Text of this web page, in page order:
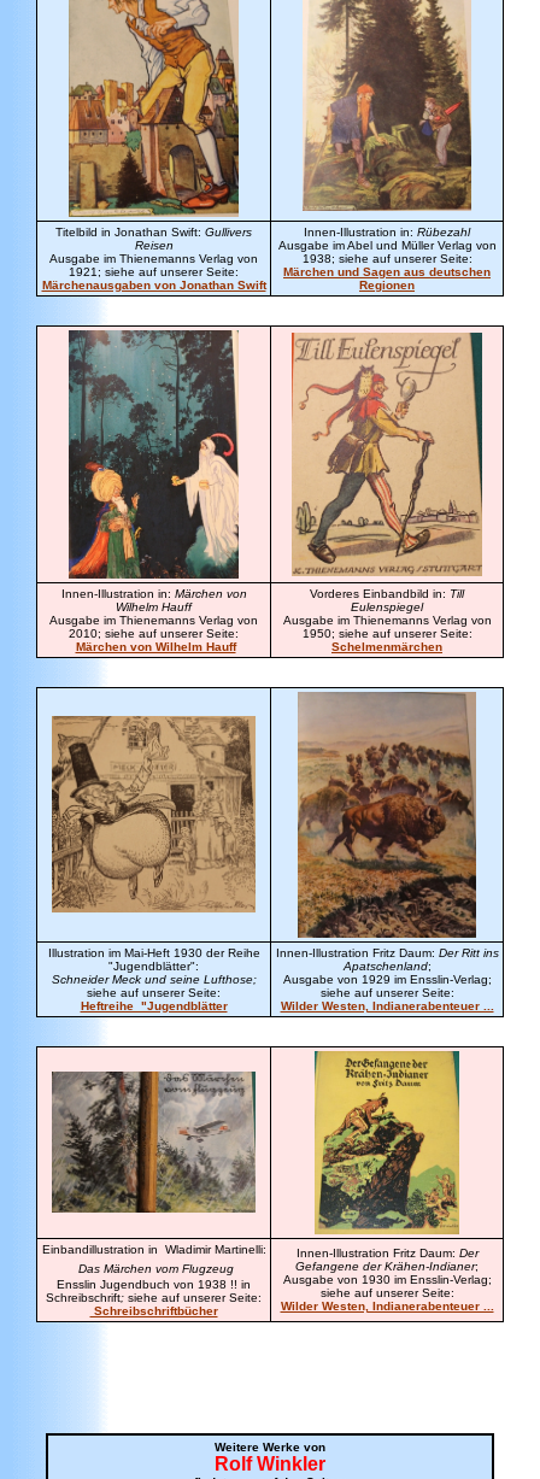
Titelbild in Jonathan Swift: Gullivers
Reisen
Ausgabe im Thienemanns Verlag von
1921; siehe auf unserer Seite:
Märchenausgaben von Jonathan Swift
Innen-Illustration in: Rübezahl
Ausgabe im Abel und Müller Verlag von
1938; siehe auf unserer Seite:
Märchen und Sagen aus deutschen
Regionen
Innen-Illustration in: Märchen von
Wilhelm Hauff
Ausgabe im Thienemanns Verlag von
2010; siehe auf unserer Seite:
Märchen von Wilhelm Hauff
Vorderes Einbandbild in: Till
Eulenspiegel
Ausgabe im Thienemanns Verlag von
1950; siehe auf unserer Seite:
Schelmenmärchen
Illustration im Mai-Heft 1930 der Reihe
"Jugendblätter":
Schneider Meck und seine Lufthose;
siehe auf unserer Seite:
Heftreihe "Jugendblätter
Innen-Illustration Fritz Daum: Der Ritt ins
Apatschenland;
Ausgabe von 1929 im Ensslin-Verlag;
siehe auf unserer Seite:
Wilder Westen, Indianerabenteuer ...
Einbandillustration in Wladimir Martinelli:
Das Märchen vom Flugzeug
Ensslin Jugendbuch von 1938 !! in
Schreibschrift; siehe auf unserer Seite:
Schreibschriftbücher
Innen-Illustration Fritz Daum: Der
Gefangene der Krähen-Indianer;
Ausgabe von 1930 im Ensslin-Verlag;
siehe auf unserer Seite:
Wilder Westen, Indianerabenteuer ...
Weitere Werke von
Rolf Winkler